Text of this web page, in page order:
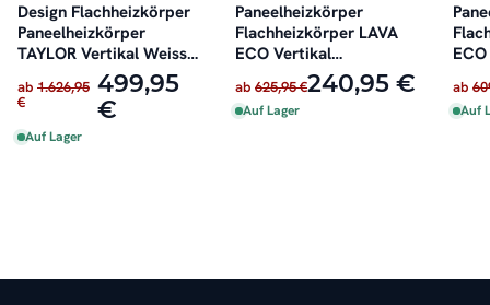
Design Flachheizkörper
Paneelheizkörper
TAYLOR Vertikal Weiss
60 cm x 180 cm
ab 1.626,95
€
499,95
€
Auf Lager
Paneelheizkörper
Flachheizkörper LAVA
ECO Vertikal
Doppellagig Anthrazit
ab 625,95 €240,95 €
Auf Lager
ab
Auf